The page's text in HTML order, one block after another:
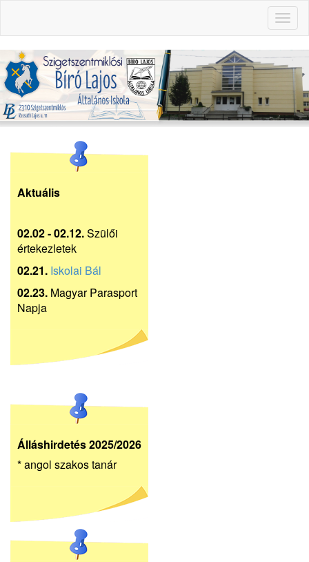
Aktuális
02.02 - 02.12.Szülői
értekezletek
02.21. Iskolai Bál
02.23. Magyar Parasport
Napja
Álláshirdetés 2025/2026
* angol szakos tanár